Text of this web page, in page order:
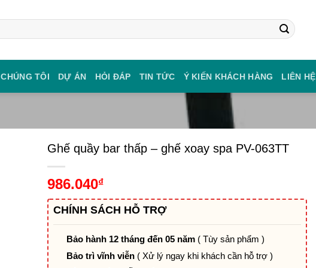
TÔI DỰ ÁN HỎI ĐÁP TIN TỨC Ý KIẾN KHÁCH HÀNG LIÊN HỆ
Ghế quầy bar thấp – ghế xoay spa PV-063TT
986.040₫
CHÍNH SÁCH HỖ TRỢ
Bảo hành 12 tháng đến 05 năm ( Tùy sản phẩm )
Bảo trì vĩnh viễn ( Xử lý ngay khi khách cần hỗ trợ )